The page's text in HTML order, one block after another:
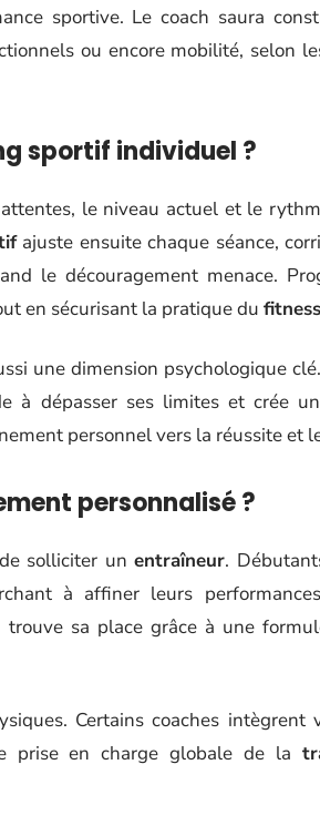
sportive. Le coach saura
ou encore mobilité, selon
sportif individuel ?
le niveau actuel et le
ajuste ensuite chaque séance,
le découragement menace.
en sécurisant la pratique du fitness
une dimension psychologique
à dépasser ses limites et crée
personnel vers la réussite et
personnalisé ?
de solliciter unentraîneur.
à affiner leurs
trouve sa place grâce à une
Certains coaches intègrent
prise en charge globale de la